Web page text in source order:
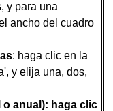
y para una
ancho del cuadro
: haga clic en la
y elija una, dos,
o anual): haga clic